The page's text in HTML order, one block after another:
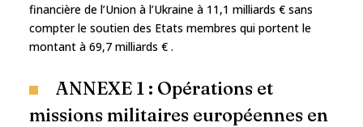
financière de l’Union à l’Ukraine à 11,1 milliards € sans
compter le soutien des Etats membres qui portent le
montant à 69,7 milliards € .
ANNEXE 1 : Opérations et
missions militaires européennes en